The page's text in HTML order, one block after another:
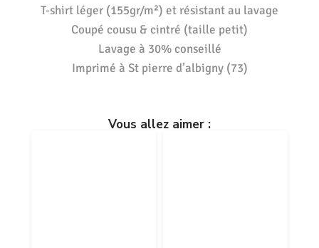
T-shirt léger (155gr/m²) et résistant au lavage
Coupé cousu & cintré (taille petit)
Lavage à 30% conseillé
Imprimé à St pierre d’albigny (73)
Vous allez aimer :